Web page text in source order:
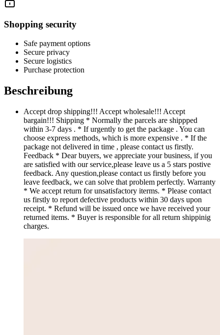
Shopping security
Safe payment options
Secure privacy
Secure logistics
Purchase protection
Beschreibung
Accept drop shipping!!! Accept wholesale!!! Accept
bargain!!! Shipping * Normally the parcels are shippped
within 3-7 days . * If urgently to get the package . You can
choose express methods, which is more expensive . * If the
package not delivered in time , please contact us firstly.
Feedback * Dear buyers, we appreciate your business, if you
are satisfied with our service,please leave us a 5 stars postive
feedback. Any question,please contact us firstly before you
leave feedback, we can solve that problem perfectly. Warranty
* We accept return for unsatisfactory iterms. * Please contact
us firstly to report defective products within 30 days upon
receipt. * Refund will be issued once we have received your
returned items. * Buyer is responsible for all return shippinig
charges.